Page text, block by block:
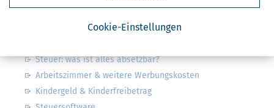
Cookie-Einstellungen
Steuer: was ist alles absetzbar?
Arbeitszimmer & weitere Werbungskosten
Kindergeld & Kinderfreibetrag